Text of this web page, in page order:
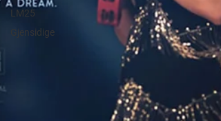
LM25
Gjensidige